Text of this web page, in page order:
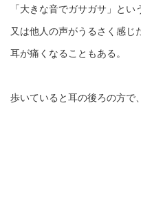
「大きな音でガサガサ」とい
又は他人の声がうるさく感じ
耳が痛くなることもある。
歩いていると耳の後ろの方で